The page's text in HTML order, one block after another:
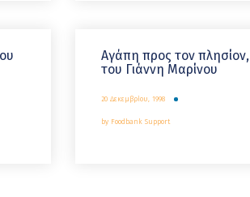
Αγάπη προς τον πλησίον,
του Γιάννη Μαρίνου
20 Δεκεμβρίου, 1998
by Foodbank Support